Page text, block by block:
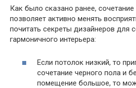
Как было сказано ранее,
позволяет активно менять
почитать секреты дизайнеров для
гармоничного интерьера:
Если потолок низкий, то
сочетание черного пола и
помещение большое, то